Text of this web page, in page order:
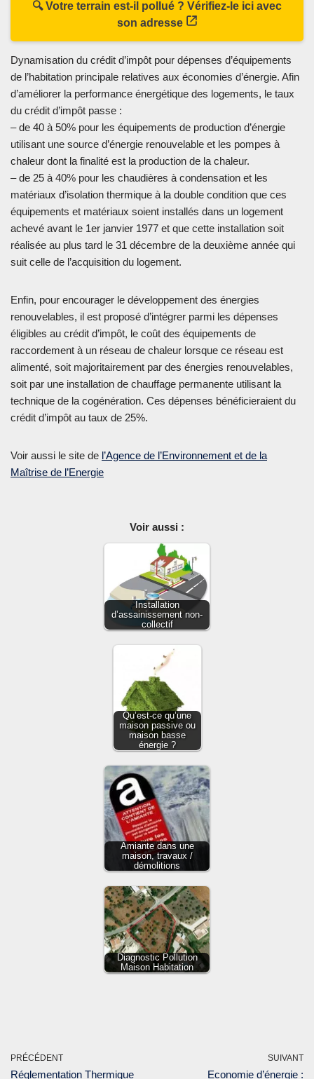
🔍 Votre terrain est-il pollué ? Vérifiez-le ici avec
son adresse
Dynamisation du crédit d’impôt pour dépenses d’équipements
de l’habitation principale relatives aux économies d’énergie. Afin
d’améliorer la performance énergétique des logements, le taux
du crédit d’impôt passe :
– de 40 à 50% pour les équipements de production d’énergie
utilisant une source d’énergie renouvelable et les pompes à
chaleur dont la finalité est la production de la chaleur.
– de 25 à 40% pour les chaudières à condensation et les
matériaux d’isolation thermique à la double condition que ces
équipements et matériaux soient installés dans un logement
achevé avant le 1er janvier 1977 et que cette installation soit
réalisée au plus tard le 31 décembre de la deuxième année qui
suit celle de l’acquisition du logement.
Enfin, pour encourager le développement des énergies
renouvelables, il est proposé d’intégrer parmi les dépenses
éligibles au crédit d’impôt, le coût des équipements de
raccordement à un réseau de chaleur lorsque ce réseau est
alimenté, soit majoritairement par des énergies renouvelables,
soit par une installation de chauffage permanente utilisant la
technique de la cogénération. Ces dépenses bénéficieraient du
crédit d’impôt au taux de 25%.
Voir aussi le site de l’Agence de l’Environnement et de la
Maîtrise de l’Energie
Voir aussi :
Installation
d’assainissement non-
collectif
Qu’est-ce qu’une
maison passive ou
maison basse
énergie ?
Amiante dans une
maison, travaux /
démolitions
Diagnostic Pollution
Maison Habitation
PRÉCÉDENT
Réglementation Thermique
SUIVANT
Economie d’énergie :